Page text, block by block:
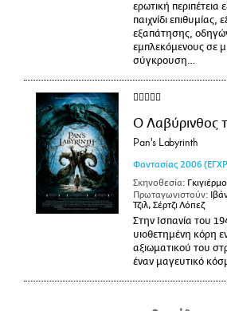
ερωτική περιπέτεια
παιχνίδι επιθυμίας,
εξαπάτησης,
εμπλεκόμενους σε
σύγκρουση…
Ο Λαβύρινθος
Pan's Labyrinth
Φαντασίας 2006
Σκηνοθεσία:
Πρωταγωνιστούν:
Τζιλ, Σέρτζι Λόπεζ
Στην Ισπανία του
υιοθετημένη κόρη
αξιωματικού του
έναν μαγευτικό